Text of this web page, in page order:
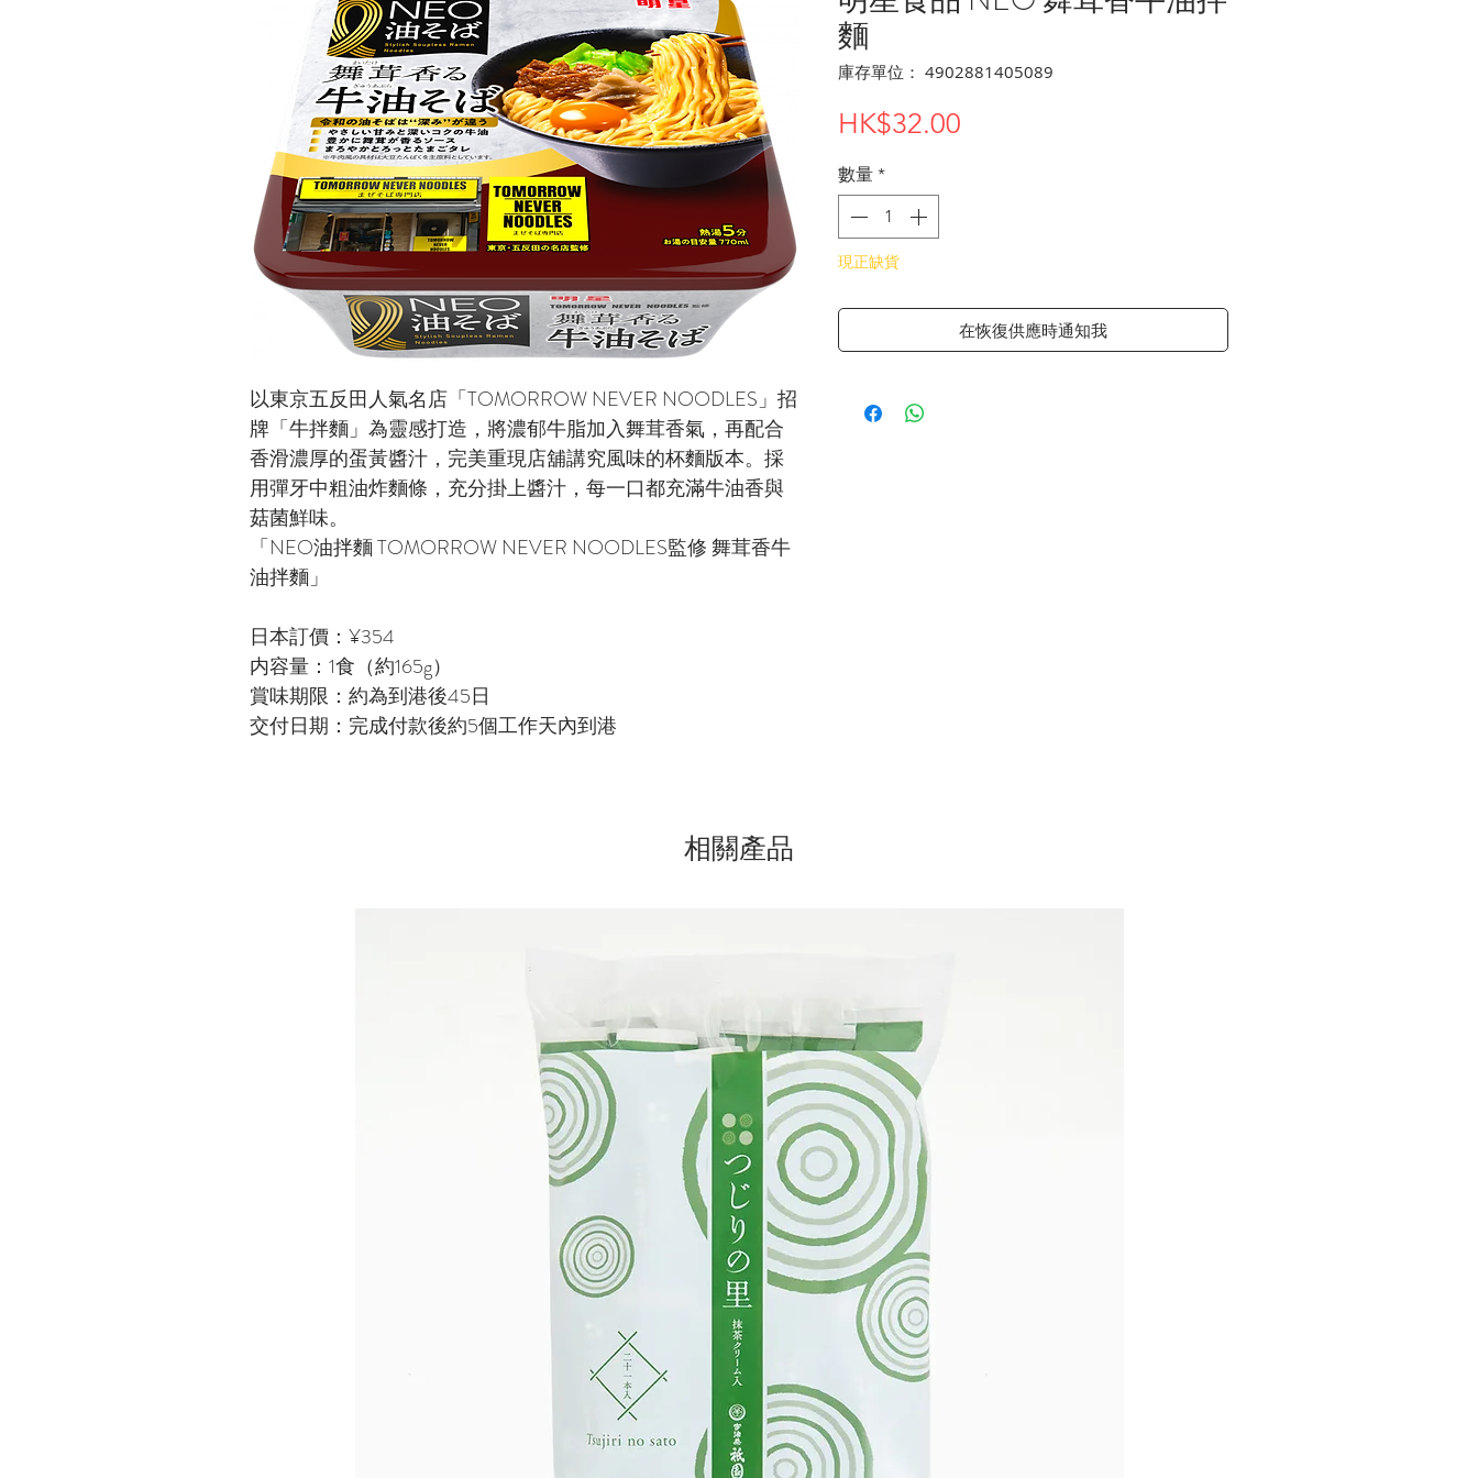
以東京五反田人氣名店「TOMORROW NEVER NOODLES」招
牌「牛拌麵」為靈感打造，將濃郁牛脂加入舞茸香氣，再配合
香滑濃厚的蛋黃醬汁，完美重現店舖講究風味的杯麵版本。採
用彈牙中粗油炸麵條，充分掛上醬汁，每一口都充滿牛油香與
菇菌鮮味。
「NEO油拌麵 TOMORROW NEVER NOODLES監修 舞茸香牛
油拌麵」
日本訂價：¥354
内容量：1食（約165g）
賞味期限：約為到港後45日
交付日期：完成付款後約5個工作天內到港
麵
庫存單位： 4902881405089
HK$32.00
數量 *
現正缺貨
在恢復供應時通知我
相關產品